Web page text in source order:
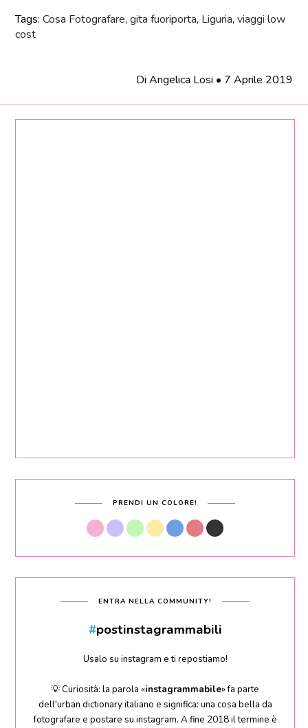
Tags:Cosa Fotografare,gita fuoriporta, Liguria,viaggi low
cost
Di Angelica Losi • 7 Aprile 2019
PRENDI UN COLORE!
ENTRA NELLA COMMUNITY!
#postinstagrammabili
Usalo su instagram e ti repostiamo!
💡 Curiosità: la parola «instagrammabile» fa parte
dell'urban dictionary italiano e significa: una cosa bella da
fotografare e postare su instagram. A fine 2018 il termine è